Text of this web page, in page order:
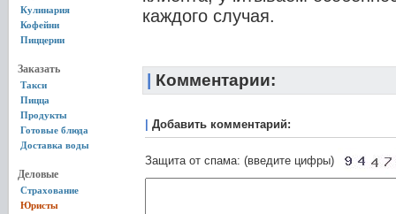
Кулинария
Кофейни
Пиццерии
Заказать
Такси
Пицца
Продукты
Готовые блюда
Доставка воды
Деловые
Страхование
Юристы
каждого случая.
Комментарии:
Добавить комментарий:
Защита от спама: (введите цифры)